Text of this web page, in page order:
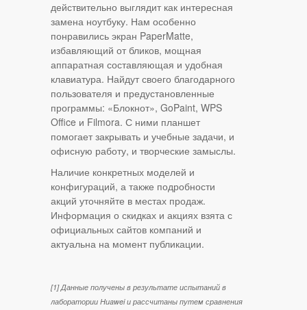
действительно выглядит как интересная
замена ноутбуку. Нам особенно
понравились экран PaperMatte,
избавляющий от бликов, мощная
аппаратная составляющая и удобная
клавиатура. Найдут своего благодарного
пользователя и предустановленные
программы: «Блокнот», GoPaint, WPS
Office и Filmora. С ними планшет
помогает закрывать и учебные задачи, и
офисную работу, и творческие замыслы.
Наличие конкретных моделей и
конфигураций, а также подробности
акций уточняйте в местах продаж.
Информация о скидках и акциях взята с
официальных сайтов компаний и
актуальна на момент публикации.
[1]Данные получены в результате испытаний в
лаборатории Huawei и рассчитаны путем сравнения